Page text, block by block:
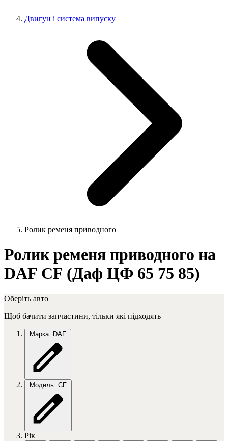
Двигун і система випуску
Ролик ременя приводного
Ролик ременя приводного на
DAF CF (Даф ЦФ 65 75 85)
Оберіть авто
Щоб бачити запчастини, тільки які підходять
Марка: DAF
Модель: CF
Рік